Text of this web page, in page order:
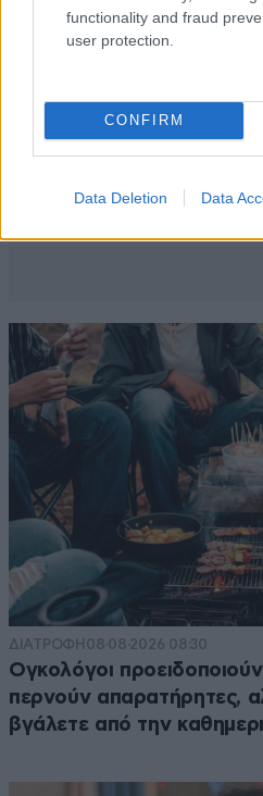
functionality and fraud
user protection.
CONFIRM
Data Deletion Data
ΔΙΑΤΡΟΦΗ 08·08·2026 08:30
Ογκολόγοι
περνούν απαρατήρητες,
βγάλετε από την